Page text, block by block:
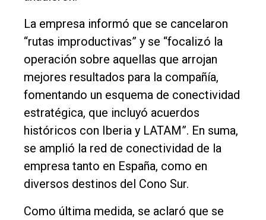
La empresa informó que se cancelaron
“rutas improductivas” y se “focalizó la
operación sobre aquellas que arrojan
mejores resultados para la compañía,
fomentando un esquema de conectividad
estratégica, que incluyó acuerdos
históricos con Iberia y LATAM”. En suma,
se amplió la red de conectividad de la
empresa tanto en España, como en
diversos destinos del Cono Sur.
Como última medida, se aclaró que se